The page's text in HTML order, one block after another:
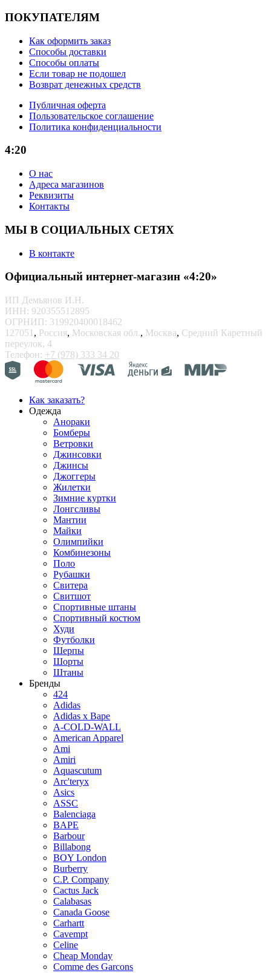
ПОКУПАТЕЛЯМ
Как оформить заказ
Способы доставки
Способы оплаты
Если товар не подошел
Возврат денежных средств
Публичная оферта
Пользовательское соглашение
Политика конфиденциальности
4:20
О нас
Адреса магазинов
Реквизиты
Контакты
МЫ В СОЦИАЛЬНЫХ СЕТЯХ
В контакте
Официальный интернет-магазин «4:20»
ИП Демьянов И.Н.
ИНН: 920355512895
ОГРНИП: 319920400018462
127051 , Россия, Московская обл., Москва, Средний Каретный
переулок, 4
Телефон: +7 (978) 333 34 20
Как заказать?
Одежда
Анораки
Бомберы
Ветровки
Джинсовки
Джинсы
Джоггеры
Жилетки
Зимние куртки
Лонгсливы
Мантии
Майки
Олимпийки
Комбинезоны
Поло
Рубашки
Свитера
Свитшот
Спортивные штаны
Спортивный костюм
Худи
Футболки
Шерпы
Шорты
Штаны
Бренды
424
Adidas
Adidas x Bape
A-COLD-WALL
American Apparel
Ami
Amiri
Aquascutum
Arc'teryx
Asics
ASSC
Balenciaga
BAPE
Barbour
Billabong
BOY London
Burberry
C.P. Company
Cactus Jack
Calabasas
Canada Goose
Carhartt
Cavempt
Celine
Cheap Monday
Comme des Garcons